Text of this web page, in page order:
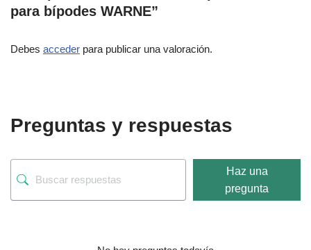
para bípodes WARNE”
Debes acceder para publicar una valoración.
Preguntas y respuestas
Haz una
pregunta